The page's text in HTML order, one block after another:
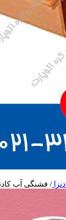
/ فشنگی آب